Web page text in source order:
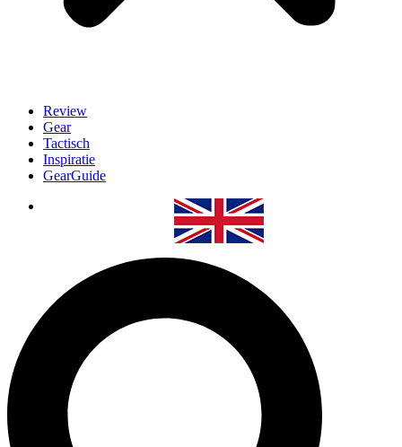
Review
Gear
Tactisch
Inspiratie
GearGuide